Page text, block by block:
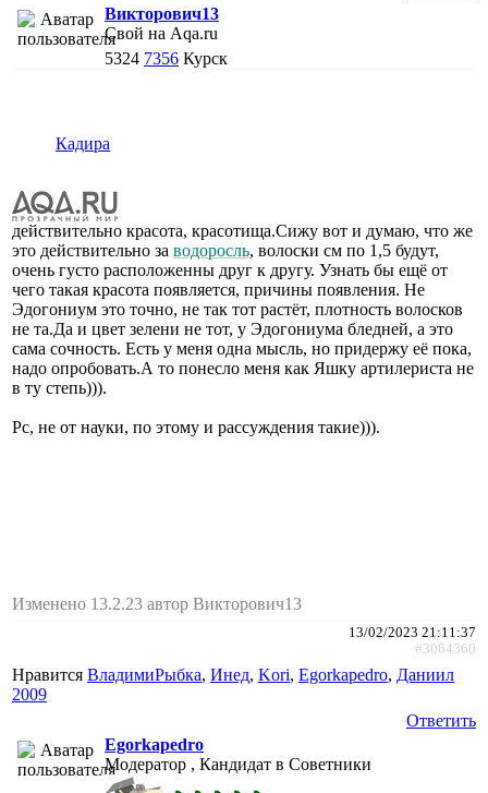
Викторович13
Свой на Aqa.ru
5324 7356 Курск
Кадира
действительно красота, красотища.Сижу вот и думаю, что же
это действительно за водоросль, волоски см по 1,5 будут,
очень густо расположенны друг к другу. Узнать бы ещë от
чего такая красота появляется, причины появления. Не
Эдогониум это точно, не так тот растëт, плотность волосков
не та.Да и цвет зелени не тот, у Эдогониума бледней, а это
сама сочность. Есть у меня одна мысль, но придержу еë пока,
надо опробовать.А то понесло меня как Яшку артилериста не
в ту степь))).
Рс, не от науки, по этому и рассуждения такие))).
Изменено 13.2.23 автор Викторович13
13/02/2023 21:11:37
#3064360
Нравится ВладимиРыбка, Инед, Kori, Egorkapedro, Даниил
2009
Ответить
Egorkapedro
Модератор , Кандидат в Советники